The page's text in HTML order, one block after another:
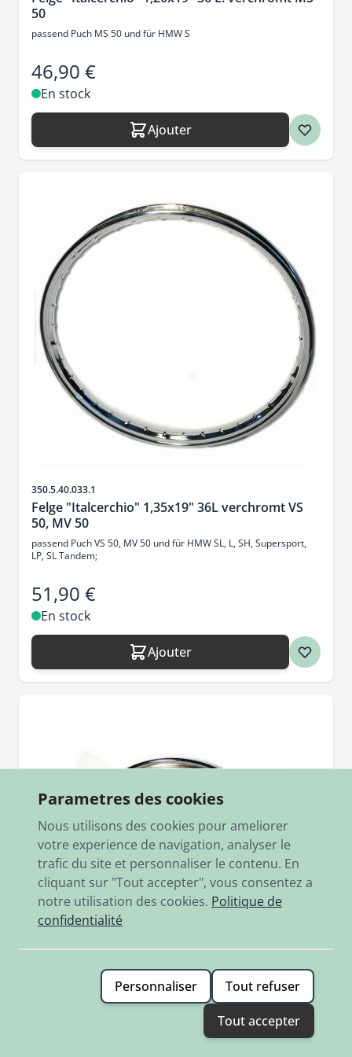
50
passend Puch MS 50 und für HMW S
46,90 €
En stock
Ajouter
SKU
350.5.40.033.1
Felge "Italcerchio" 1,35x19" 36L verchromt VS
50, MV 50
passend Puch VS 50, MV 50 und für HMW SL, L, SH, Supersport,
LP, SL Tandem;
51,90 €
En stock
Ajouter
Felge "Italcerchio" 1,60x12", 36 L. verchromt
Parametres des cookies
Nous utilisons des cookies pour ameliorer
votre experience de navigation, analyser le
trafic du site et personnaliser le contenu. En
cliquant sur "Tout accepter", vous consentez a
notre utilisation des cookies. Politique de
confidentialité
Personnaliser
Tout refuser
Tout accepter